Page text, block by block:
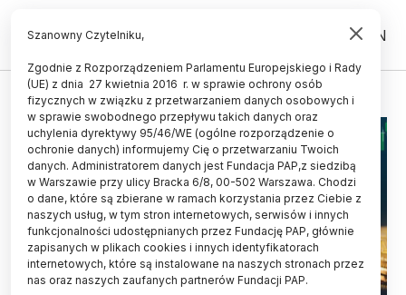
PL EN
HAZARD
Szanowny Czytelniku,
Zgodnie z Rozporządzeniem Parlamentu Europejskiego i Rady
(UE) z dnia 27 kwietnia 2016 r. w sprawie ochrony osób
fizycznych w związku z przetwarzaniem danych osobowych i
w sprawie swobodnego przepływu takich danych oraz
uchylenia dyrektywy 95/46/WE (ogólne rozporządzenie o
ochronie danych) informujemy Cię o przetwarzaniu Twoich
danych. Administratorem danych jest Fundacja PAP,z siedzibą
w Warszawie przy ulicy Bracka 6/8, 00-502 Warszawa. Chodzi
o dane, które są zbierane w ramach korzystania przez Ciebie z
naszych usług, w tym stron internetowych, serwisów i innych
funkcjonalności udostępnianych przez Fundację PAP, głównie
zapisanych w plikach cookies i innych identyfikatorach
internetowych, które są instalowane na naszych stronach przez
nas oraz naszych zaufanych partnerów Fundacji PAP.